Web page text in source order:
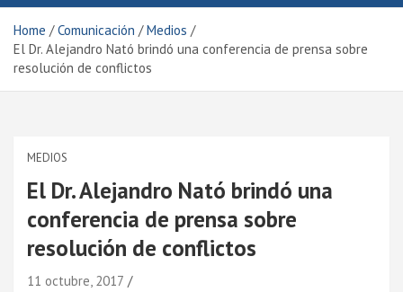
Home Comunicación
Medios
El Dr. Alejandro Nató brindó una conferencia de prensa sobre
resolución de conflictos
MEDIOS
El Dr. Alejandro Nató brindó una
conferencia de prensa sobre
resolución de conflictos
11 octubre, 2017